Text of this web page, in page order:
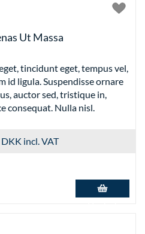
Ut Massa
tincidunt eget, tempus vel,
ligula. Suspendisse ornare
auctor sed, tristique in,
consequat. Nulla nisl.
DKK incl. VAT